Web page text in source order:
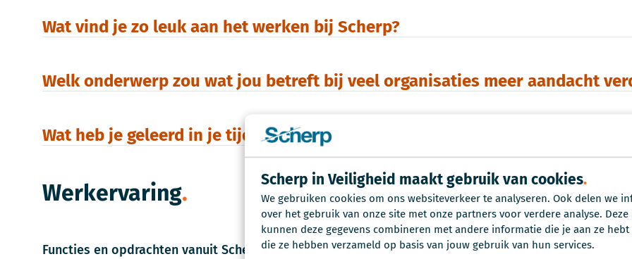
Scherp in Veiligheid maakt gebruik van cookies
We gebruiken cookies om ons websiteverkeer te analyseren. Ook delen we
over het gebruik van onze site met onze partners voor verdere analyse.
kunnen deze gegevens combineren met andere informatie die je aan ze
die ze hebben verzameld op basis van jouw gebruik van hun services.
Wat vind je zo leuk aan het werken bij Scherp?
Welk onderwerp zou wat jou betreft bij veel organisaties meer aandacht
Wat heb je geleerd in je tijd bij Scherp?
Werkervaring
Functies en opdrachten vanuit Scherp